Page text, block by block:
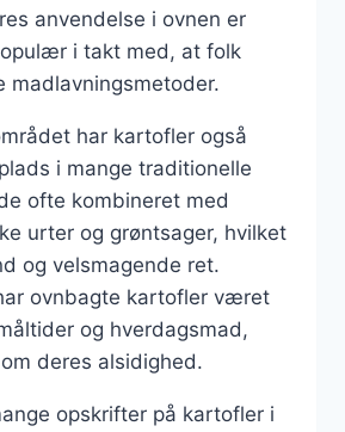
anvendelse i ovnen er
i takt med, at folk
madlavningsmetoder.
har kartofler også
i mange traditionelle
ofte kombineret med
urter og grøntsager, hvilket
og velsmagende ret.
ovnbagte kartofler været
og hverdagsmad,
deres alsidighed.
opskrifter på kartofler i